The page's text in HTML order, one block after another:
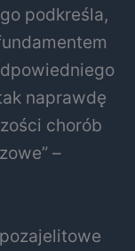
podkreśla,
naprawdę
chorób
–